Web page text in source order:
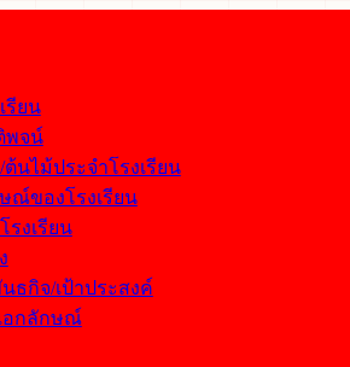
รียน
พจน์
นไม้ประจำโรงเรียน
ณ์ของโรงเรียน
รงเรียน
ธกิจ/เป้าประสงค์
อกลักษณ์